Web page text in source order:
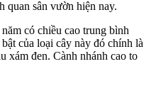
quan sân vườn hiện nay.
có chiều cao trung bình
của loại cây này đó chính là
xám đen. Cành nhánh cao to